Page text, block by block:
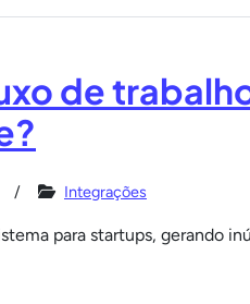
de
Integrações
para startups, gerando